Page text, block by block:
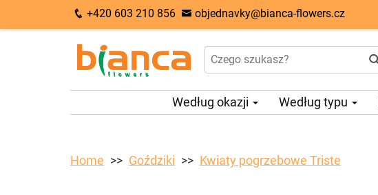
+420 603 210 856 objednavky@bianca-flowers.cz
Według okazji Według typu
Home Goździki Kwiaty pogrzebowe Triste